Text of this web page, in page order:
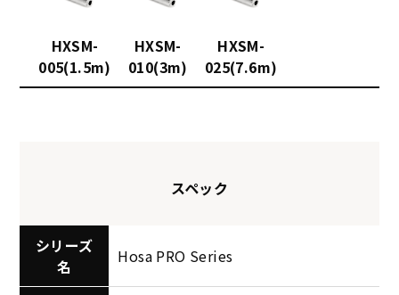
HXSM-
005(1.5m)
HXSM-
010(3m)
HXSM-
025(7.6m)
スペック
シリーズ
名
Hosa PRO Series